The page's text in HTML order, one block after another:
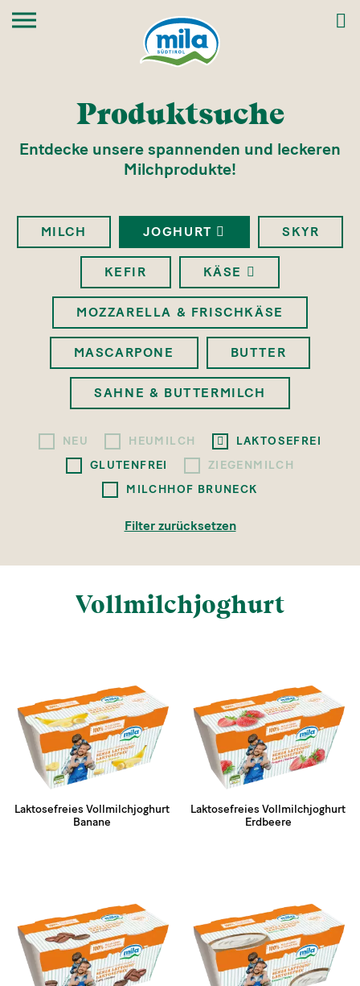
Produktsuche
Entdecke unsere spannenden und leckeren
Milchprodukte!
MILCH JOGHURT SKYR
KEFIR KÄSE
MOZZARELLA & FRISCHKÄSE
MASCARPONE BUTTER
SAHNE & BUTTERMILCH
NEU HEUMILCH
LAKTOSEFREI
GLUTENFREI
ZIEGENMILCH
MILCHHOF BRUNECK
Filter zurücksetzen
Vollmilchjoghurt
Laktosefreies Vollmilchjoghurt
Banane
Laktosefreies Vollmilchjoghurt
Erdbeere